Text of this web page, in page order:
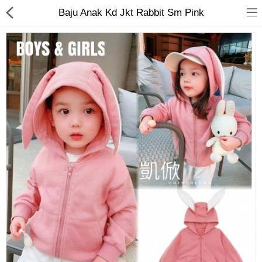
Jam Tangan
Kacamata
Kecantikan
Kesehatan
Mainan
Makanan & Minuman
Pakaian Anak
Baju Anak Kd Jkt Rabbit Sm Pink